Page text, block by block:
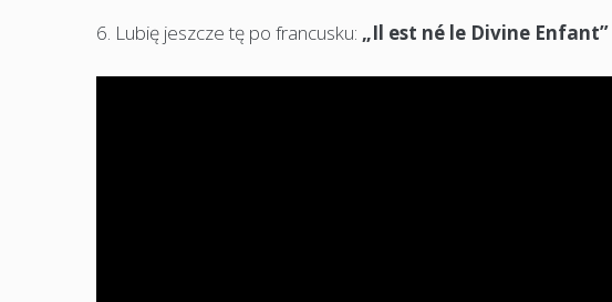
6. Lubię jeszcze tę po francusku: „Il est né le Divine Enfant”